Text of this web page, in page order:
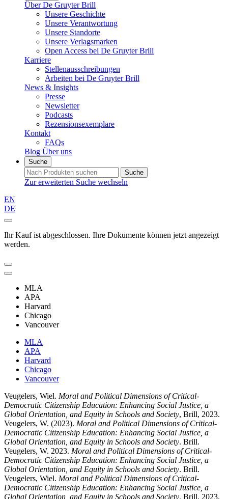
Über De Gruyter Brill
Unsere Geschichte
Unsere Verantwortung
Unsere Standorte
Unsere Verlagsmarken
Open Access bei De Gruyter Brill
Karriere
Stellenausschreibungen
Arbeiten bei De Gruyter Brill
News & Insights
Presse
Newsletter
Podcasts
Rezensionsexemplare
Kontakt
FAQs
Blog Über uns
Suche
Suche
Zur erweiterten Suche wechseln
EN
DE
Ihr Kauf ist abgeschlossen. Ihre Dokumente können jetzt angezeigt
werden.
MLA
APA
Harvard
Chicago
Vancouver
MLA
APA
Harvard
Chicago
Vancouver
Veugelers, Wiel. Moral and Political Dimensions of Critical-
Democratic Citizenship Education: Enhancing Social Justice, a
Global Orientation, and Equity in Schools and Society, Brill, 2023.
Veugelers, W. (2023). Moral and Political Dimensions of Critical-
Democratic Citizenship Education: Enhancing Social Justice, a
Global Orientation, and Equity in Schools and Society. Brill.
Veugelers, W. 2023. Moral and Political Dimensions of Critical-
Democratic Citizenship Education: Enhancing Social Justice, a
Global Orientation, and Equity in Schools and Society. Brill.
Veugelers, Wiel. Moral and Political Dimensions of Critical-
Democratic Citizenship Education: Enhancing Social Justice, a
Global Orientation, and Equity in Schools and Society. Brill, 2023.